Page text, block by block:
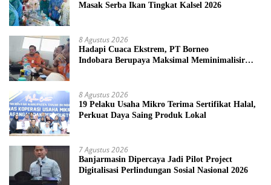
Masak Serba Ikan Tingkat Kalsel 2026
8 Agustus 2026
Hadapi Cuaca Ekstrem, PT Borneo
Indobara Berupaya Maksimal Meminimalisir
8 Agustus 2026
19 Pelaku Usaha Mikro Terima Sertifikat Halal,
Perkuat Daya Saing Produk Lokal
7 Agustus 2026
Banjarmasin Dipercaya Jadi Pilot Project
Digitalisasi Perlindungan Sosial Nasional 2026